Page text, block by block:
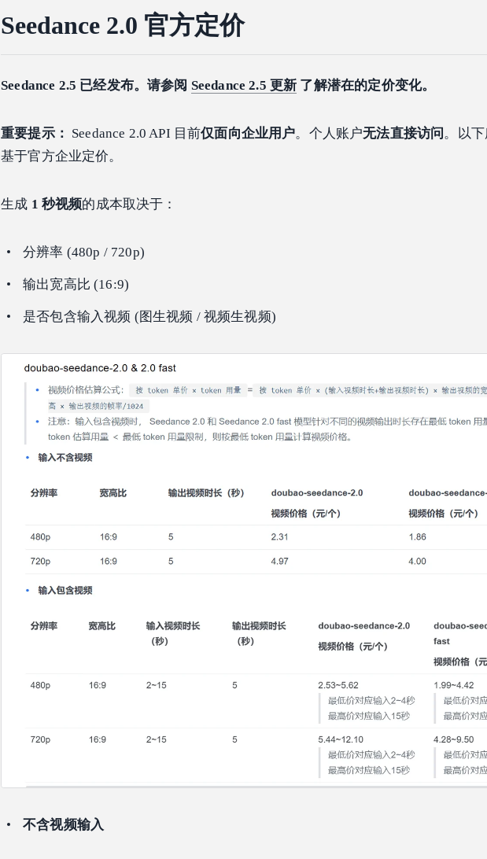
Seedance 2.0 官方定价
Seedance 2.5 已经发布。请参阅 Seedance 2.5 更新 了解潜在的定价变化。
重要提示： Seedance 2.0 API 目前仅面向企业用户。个人账户无法直接访问。以
基于官方企业定价。
生成 1 秒视频的成本取决于：
分辨率 (480p / 720p)
输出宽高比 (16:9)
是否包含输入视频 (图生视频 / 视频生视频)
不含视频输入